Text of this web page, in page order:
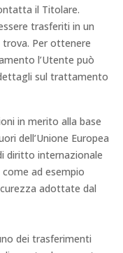
il Titolare.
trasferiti in un
trova. Per ottenere
l’Utente può
sul trattamento
in merito alla base
dell’Unione Europea
diritto internazionale
ad esempio
adottate dal
dei trasferimenti